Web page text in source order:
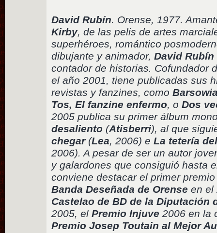
David Rubín . Orense, 1977.
Kirby, de las pelis de artes
superhéroes, romántico
dibujante y animador,David Rubín
contador de historias. Cofundador
el año 2001, tiene publicadas sus
revistas y fanzines, como
Tos, El fanzine enfermo , oDos
2005 publica su primer álbum
desaliento (Atisberri), al que
chegar(Lea , 2006) eLa tetería
2006). A pesar de ser un autor
y galardones que consiguió hasta
conviene destacar el primer
Banda Deseñada de Orense en
Castelao de BD de la Diputación
2005, elPremio Injuve 2006 en la
Premio Josep Toutain al Mejor